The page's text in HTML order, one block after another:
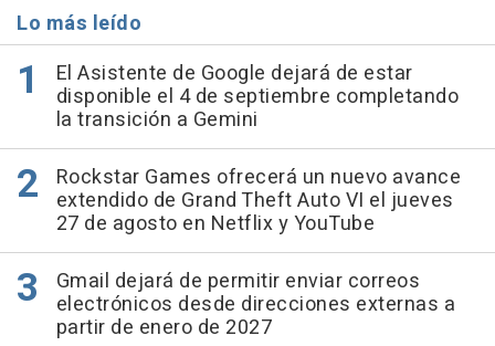
Lo más leído
El Asistente de Google dejará de estar
disponible el 4 de septiembre completando
la transición a Gemini
Rockstar Games ofrecerá un nuevo avance
extendido de Grand Theft Auto VI el jueves
27 de agosto en Netflix y YouTube
Gmail dejará de permitir enviar correos
electrónicos desde direcciones externas a
partir de enero de 2027